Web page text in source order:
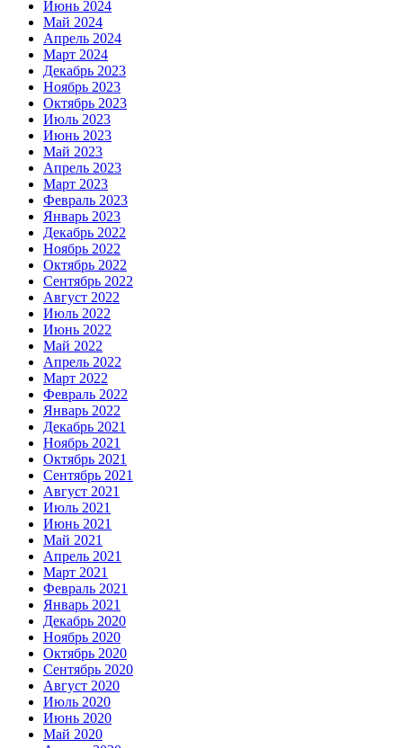
Июнь 2024
Май 2024
Апрель 2024
Март 2024
Декабрь 2023
Ноябрь 2023
Октябрь 2023
Июль 2023
Июнь 2023
Май 2023
Апрель 2023
Март 2023
Февраль 2023
Январь 2023
Декабрь 2022
Ноябрь 2022
Октябрь 2022
Сентябрь 2022
Август 2022
Июль 2022
Июнь 2022
Май 2022
Апрель 2022
Март 2022
Февраль 2022
Январь 2022
Декабрь 2021
Ноябрь 2021
Октябрь 2021
Сентябрь 2021
Август 2021
Июль 2021
Июнь 2021
Май 2021
Апрель 2021
Март 2021
Февраль 2021
Январь 2021
Декабрь 2020
Ноябрь 2020
Октябрь 2020
Сентябрь 2020
Август 2020
Июль 2020
Июнь 2020
Май 2020